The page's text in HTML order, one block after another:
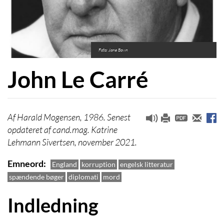
Foto: Jane Bown
John Le Carré
Harald Mogensen, 1986. Senest
opdateret af cand.mag. Katrine
Lehmann Sivertsen, november 2021.
Emneord
England korruption engelsk litteratur
spændende bøger diplomati mord
Indledning